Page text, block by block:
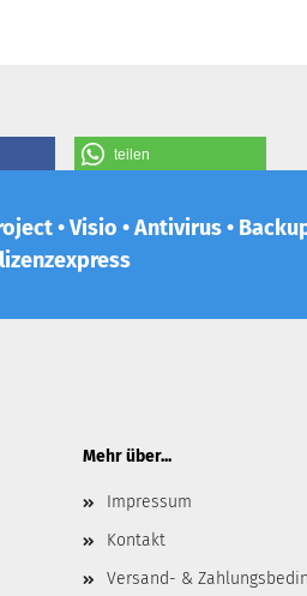
teilen
• Visio • Antivirus •
lizenzexpress
Mehr über...
Impressum
Kontakt
Versand- &